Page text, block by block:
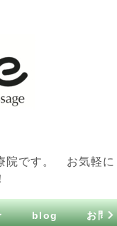
院です。 お気軽に
blog お問